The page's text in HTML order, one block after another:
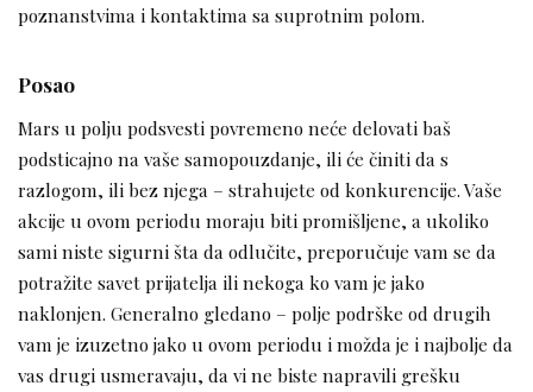
poznanstvima i kontaktima sa suprotnim polom.
Posao
Mars u polju podsvesti povremeno neće delovati baš
podsticajno na vaše samopouzdanje, ili će činiti da s
razlogom, ili bez njega – strahujete od konkurencije. Vaše
akcije u ovom periodu moraju biti promišljene, a ukoliko
sami niste sigurni šta da odlučite, preporučuje vam se da
potražite savet prijatelja ili nekoga ko vam je jako
naklonjen. Generalno gledano – polje podrške od drugih
vam je izuzetno jako u ovom periodu i možda je i najbolje da
vas drugi usmeravaju, da vi ne biste napravili grešku